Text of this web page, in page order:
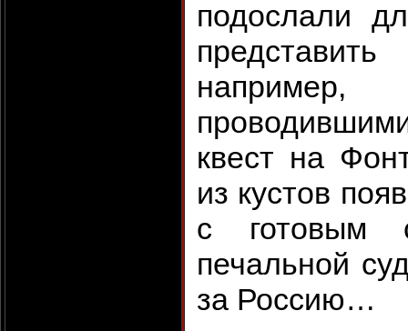
подослали
например,
квест на
из кустов
с готовым
печальной
за Россию…